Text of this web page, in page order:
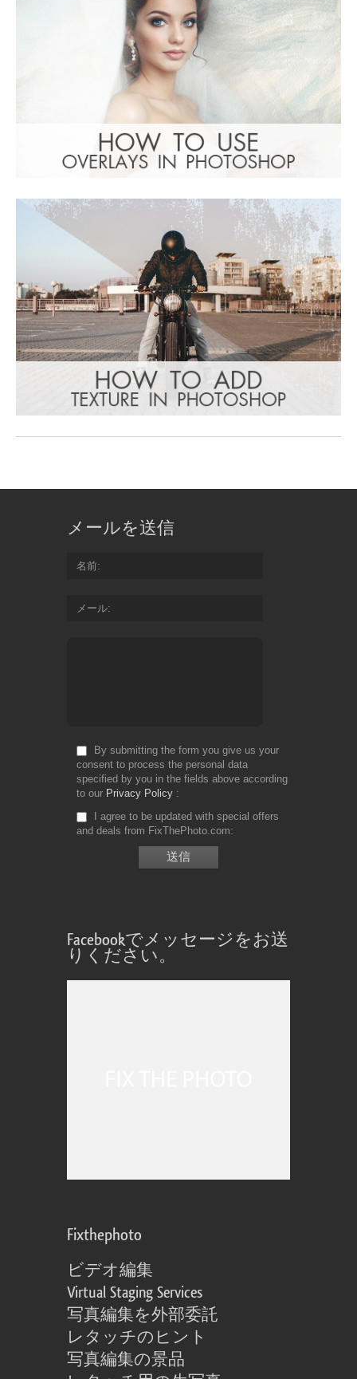
メールを送信
名前
メール
By submitting the form you give us your
consent to process the personal data
specified by you in the fields above according
to our Privacy Policy
I agree to be updated with special offers
and deals from FixThePhoto.com
Facebookでメッセージをお送
りください。
Fixthephoto
ビデオ編集
Virtual Staging Services
写真編集を外部委託
レタッチのヒント
写真編集の景品